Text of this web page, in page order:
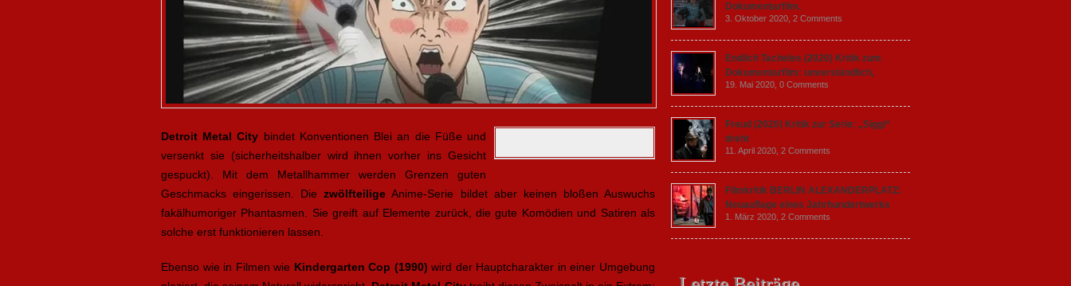
Detroit Metal City bindet Konventionen Blei an die Füße und
versenkt sie (sicherheitshalber wird ihnen vorher ins Gesicht
gespuckt). Mit dem Metallhammer werden Grenzen guten
Geschmacks eingerissen. Diezwölfteilige Anime-Serie bildet aber keinen bloßen Auswuchs
fakälhumoriger Phantasmen. Sie greift auf Elemente zurück, die gute Komödien und Satiren als
solche erst funktionieren lassen.
Ebenso wie in Filmen wie Kindergarten Cop (1990) wird der Hauptcharakter in einer Umgebung
Dokumentarfilm.
3. Oktober 2020, 2 Comments
Endlich Tacheles (2020) Kritik zum
Dokumentarfilm: unverständlich,
19. Mai 2020, 0 Comments
Freud (2020) Kritik zur Serie: „Siggi“
dreht
11. April 2020, 2 Comments
Filmkritik BERLIN ALEXANDERPLATZ:
Neuauflage eines Jahrhundertwerks
1. März 2020, 2 Comments